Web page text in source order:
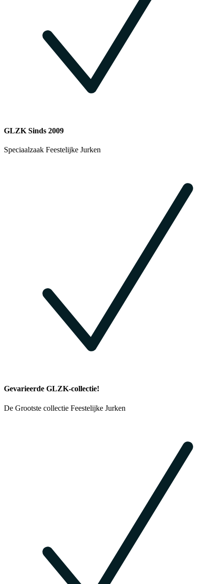
GLZK Sinds 2009
Speciaalzaak Feestelijke Jurken
Gevarieerde GLZK-collectie!
De Grootste collectie Feestelijke Jurken